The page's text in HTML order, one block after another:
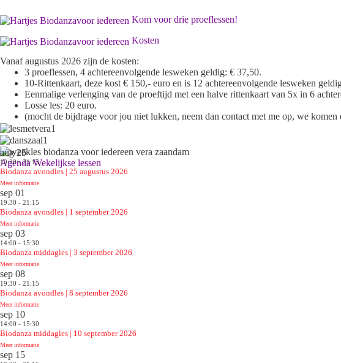
Kom voor drie proeflessen!
Kosten
Vanaf augustus 2026 zijn de kosten:
3 proeflessen, 4 achtereenvolgende lesweken geldig: € 37,50.
10-Rittenkaart, deze kost € 150,- euro en is 12 achtereenvolgende lesweken
Eenmalige verlenging van de proeftijd met een halve rittenkaart van 5x in 6
Losse les: 20 euro.
(mocht de bijdrage voor jou niet lukken, neem dan contact met me op, we komen
Agenda Wekelijkse lessen
aug 25
19:30 - 21:15
Biodanza avondles | 25 augustus 2026
Meer informatie
sep 01
19:30 - 21:15
Biodanza avondles | 1 september 2026
Meer informatie
sep 03
14:00 - 15:30
Biodanza middagles | 3 september 2026
Meer informatie
sep 08
19:30 - 21:15
Biodanza avondles | 8 september 2026
Meer informatie
sep 10
14:00 - 15:30
Biodanza middagles | 10 september 2026
Meer informatie
sep 15